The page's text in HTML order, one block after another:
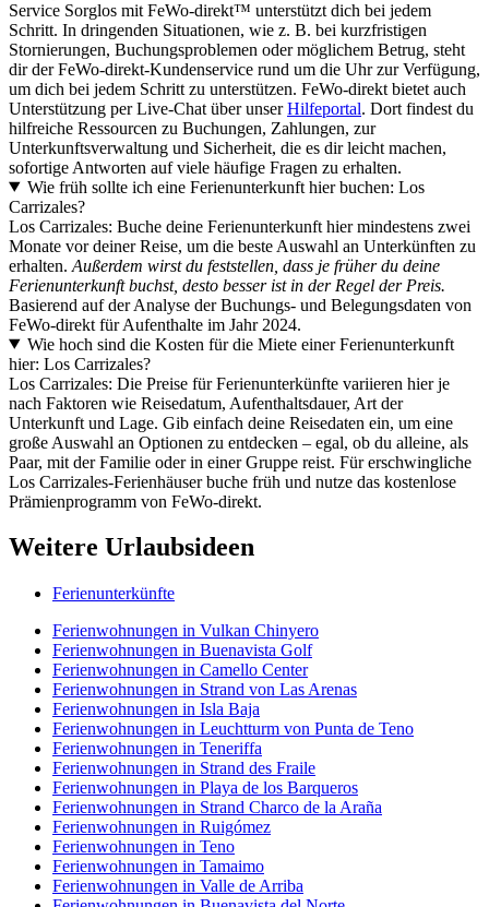
Service Sorglos mit FeWo-direkt™ unterstützt dich bei jedem
Schritt. In dringenden Situationen, wie z. B. bei kurzfristigen
Stornierungen, Buchungsproblemen oder möglichem Betrug, steht
dir der FeWo-direkt-Kundenservice rund um die Uhr zur Verfügung,
um dich bei jedem Schritt zu unterstützen. FeWo-direkt bietet auch
Unterstützung per Live-Chat über unserHilfeportal. Dort findest du
hilfreiche Ressourcen zu Buchungen, Zahlungen, zur
Unterkunftsverwaltung und Sicherheit, die es dir leicht machen,
sofortige Antworten auf viele häufige Fragen zu erhalten.
Wie früh sollte ich eine Ferienunterkunft hier buchen: Los
Carrizales?
Los Carrizales: Buche deine Ferienunterkunft hier mindestens zwei
Monate vor deiner Reise, um die beste Auswahl an Unterkünften zu
erhalten. Außerdem wirst du feststellen, dass je früher du deine
Ferienunterkunft buchst, desto besser ist in der Regel der Preis.
Basierend auf der Analyse der Buchungs- und Belegungsdaten von
FeWo-direkt für Aufenthalte im Jahr 2024.
Wie hoch sind die Kosten für die Miete einer Ferienunterkunft
hier: Los Carrizales?
Los Carrizales: Die Preise für Ferienunterkünfte variieren hier je
nach Faktoren wie Reisedatum, Aufenthaltsdauer, Art der
Unterkunft und Lage. Gib einfach deine Reisedaten ein, um eine
große Auswahl an Optionen zu entdecken – egal, ob du alleine, als
Paar, mit der Familie oder in einer Gruppe reist. Für erschwingliche
Los Carrizales-Ferienhäuser buche früh und nutze das kostenlose
Prämienprogramm von FeWo-direkt.
Weitere Urlaubsideen
Ferienunterkünfte
Ferienwohnungen in Vulkan Chinyero
Ferienwohnungen in Buenavista Golf
Ferienwohnungen in Camello Center
Ferienwohnungen in Strand von Las Arenas
Ferienwohnungen in Isla Baja
Ferienwohnungen in Leuchtturm von Punta de Teno
Ferienwohnungen in Teneriffa
Ferienwohnungen in Strand des Fraile
Ferienwohnungen in Playa de los Barqueros
Ferienwohnungen in Strand Charco de la Araña
Ferienwohnungen in Ruigómez
Ferienwohnungen in Teno
Ferienwohnungen in Tamaimo
Ferienwohnungen in Valle de Arriba